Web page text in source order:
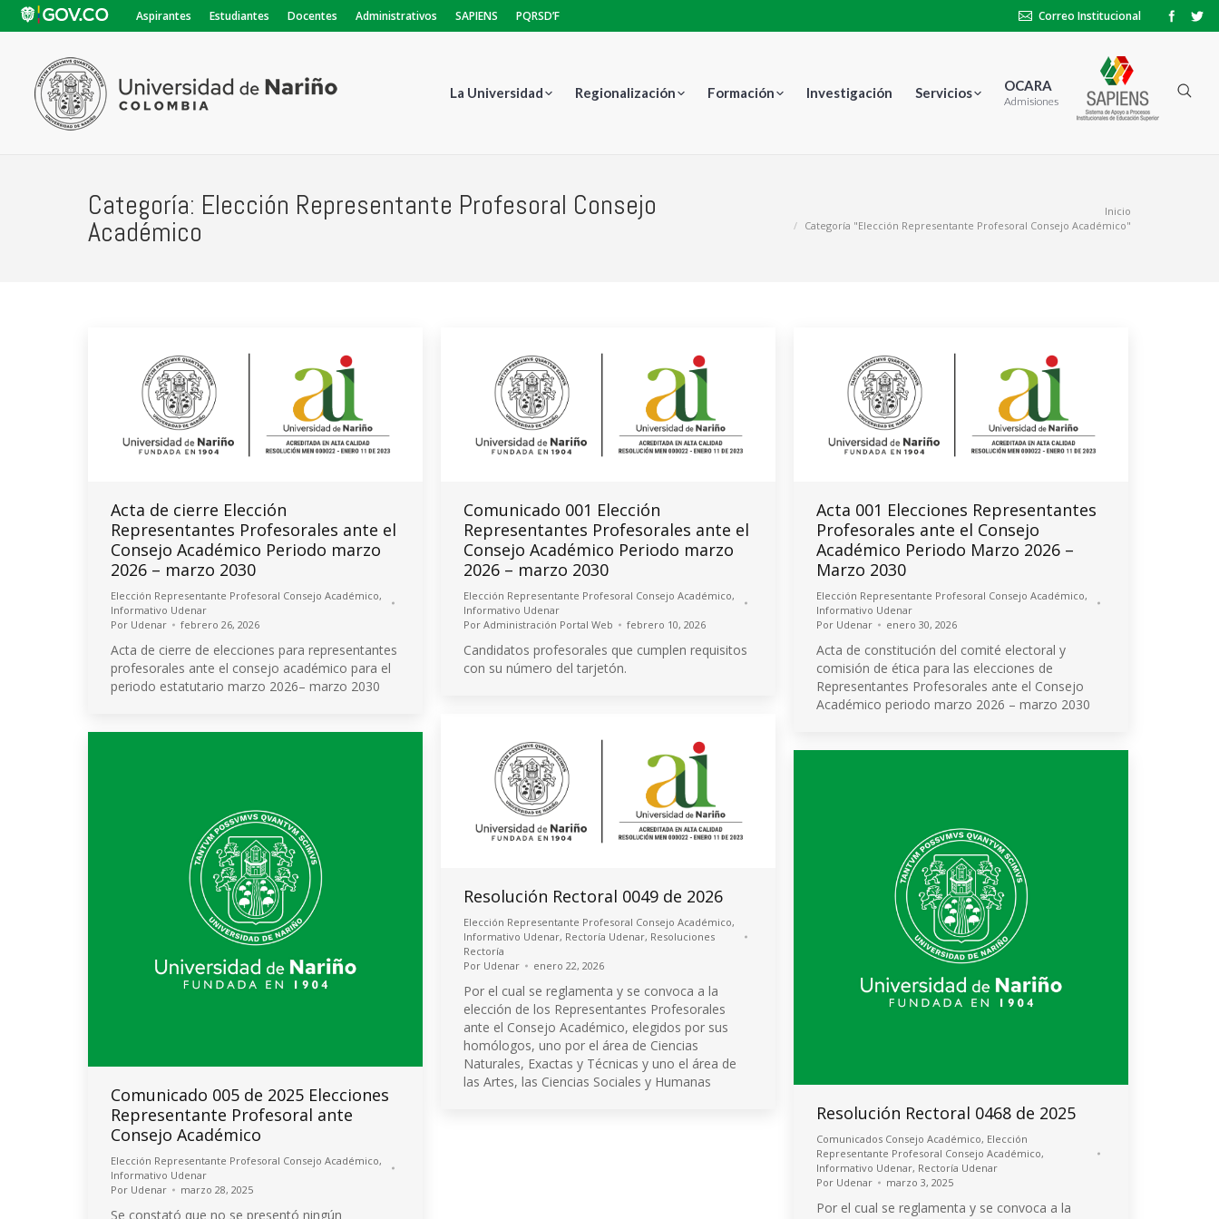
Aspirantes Estudiantes Docentes Administrativos SAPIENS PQRSD’F Correo Institucional
La Universidad Regionalización Formación Investigación Servicios OCARA
Admisiones
Categoría: Elección Representante Profesoral Consejo
Académico
Inicio
Categoría "Elección Representante Profesoral Consejo Académico"
Acta de cierre Elección
Representantes Profesorales ante el
Consejo Académico Periodo marzo
2026 – marzo 2030
Elección Representante Profesoral Consejo Académico,
Informativo Udenar
Por Udenar febrero 26, 2026
Acta de cierre de elecciones para representantes
profesorales ante el consejo académico para el
periodo estatutario marzo 2026– marzo 2030
Comunicado 001 Elección
Representantes Profesorales ante el
Consejo Académico Periodo marzo
2026 – marzo 2030
Elección Representante Profesoral Consejo Académico,
Informativo Udenar
Por Administración Portal Web febrero 10, 2026
Candidatos profesorales que cumplen requisitos
con su número del tarjetón.
Acta 001 Elecciones Representantes
Profesorales ante el Consejo
Académico Periodo Marzo 2026 –
Marzo 2030
Elección Representante Profesoral Consejo Académico,
Informativo Udenar
Por Udenar enero 30, 2026
Acta de constitución del comité electoral y
comisión de ética para las elecciones de
Representantes Profesorales ante el Consejo
Académico periodo marzo 2026 – marzo 2030
Resolución Rectoral 0049 de 2026
Elección Representante Profesoral Consejo Académico,
Informativo Udenar, Rectoría Udenar, Resoluciones
Rectoría
Por Udenar enero 22, 2026
Por el cual se reglamenta y se convoca a la
elección de los Representantes Profesorales
ante el Consejo Académico, elegidos por sus
homólogos, uno por el área de Ciencias
Naturales, Exactas y Técnicas y uno el área de
las Artes, las Ciencias Sociales y Humanas
Comunicado 005 de 2025 Elecciones
Representante Profesoral ante
Consejo Académico
Elección Representante Profesoral Consejo Académico,
Informativo Udenar
Por Udenar marzo 28, 2025
Se constató que no se presentó ningún
Resolución Rectoral 0468 de 2025
Comunicados Consejo Académico, Elección
Representante Profesoral Consejo Académico,
Informativo Udenar, Rectoría Udenar
Por Udenar marzo 3, 2025
Por el cual se reglamenta y se convoca a la